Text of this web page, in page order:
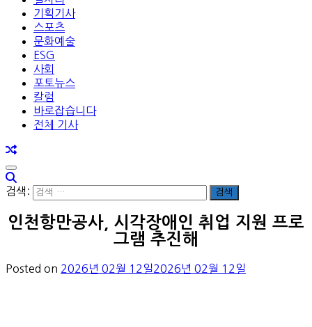
기획기사
스포츠
문화예술
ESG
사회
포토뉴스
칼럼
바로잡습니다
전체 기사
검색:
인천항만공사, 시각장애인 취업 지원 프로
그램 추진해
Posted on 2026년 02월 12일2026년 02월 12일